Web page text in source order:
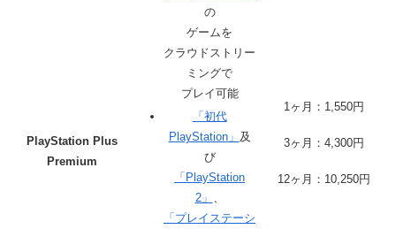
PlayStation Plus
Premium
の
ゲームを
クラウドストリー
ミングで
プレイ可能
「初代
PlayStation」 及
び
「PlayStation
2」
「プレイステーシ
1ヶ月：1,550円
3ヶ月：4,300円
12ヶ月：10,250円